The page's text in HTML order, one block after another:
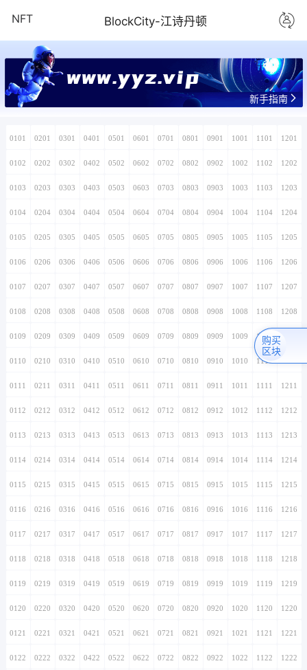
NFT BlockCity-江诗丹顿
新手指南
0101 0201 0301 0401 0501 0601 0701 0801 0901 1001 1101 1201
0102 0202 0302 0402 0502 0602 0702 0802 0902 1002 1102 1202
0103 0203 0303 0403 0503 0603 0703 0803 0903 1003 1103 1203
0104 0204 0304 0404 0504 0604 0704 0804 0904 1004 1104 1204
0105 0205 0305 0405 0505 0605 0705 0805 0905 1005 1105 1205
0106 0206 0306 0406 0506 0606 0706 0806 0906 1006 1106 1206
0107 0207 0307 0407 0507 0607 0707 0807 0907 1007 1107 1207
0108 0208 0308 0408 0508 0608 0708 0808 0908 1008 1108 1208
0109 0209 0309 0409 0509 0609 0709 0809 0909 1009 1109
0110 0210 0310 0410 0510 0610 0710 0810 0910 1010 1110
0111 0211 0311 0411 0511 0611 0711 0811 0911 1011 1111 1211
0112 0212 0312 0412 0512 0612 0712 0812 0912 1012 1112 1212
0113 0213 0313 0413 0513 0613 0713 0813 0913 1013 1113 1213
0114 0214 0314 0414 0514 0614 0714 0814 0914 1014 1114 1214
0115 0215 0315 0415 0515 0615 0715 0815 0915 1015 1115 1215
0116 0216 0316 0416 0516 0616 0716 0816 0916 1016 1116 1216
0117 0217 0317 0417 0517 0617 0717 0817 0917 1017 1117 1217
0118 0218 0318 0418 0518 0618 0718 0818 0918 1018 1118 1218
0119 0219 0319 0419 0519 0619 0719 0819 0919 1019 1119 1219
0120 0220 0320 0420 0520 0620 0720 0820 0920 1020 1120 1220
0121 0221 0321 0421 0521 0621 0721 0821 0921 1021 1121 1221
0122 0222 0322 0422 0522 0622 0722 0822 0922 1022 1122 1222
购买
区块